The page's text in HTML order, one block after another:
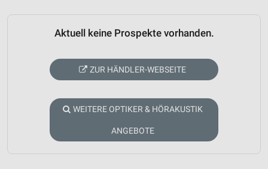
Aktuell keine Prospekte vorhanden.
ZUR HÄNDLER-WEBSEITE
WEITERE OPTIKER & HÖRAKUSTIK
ANGEBOTE